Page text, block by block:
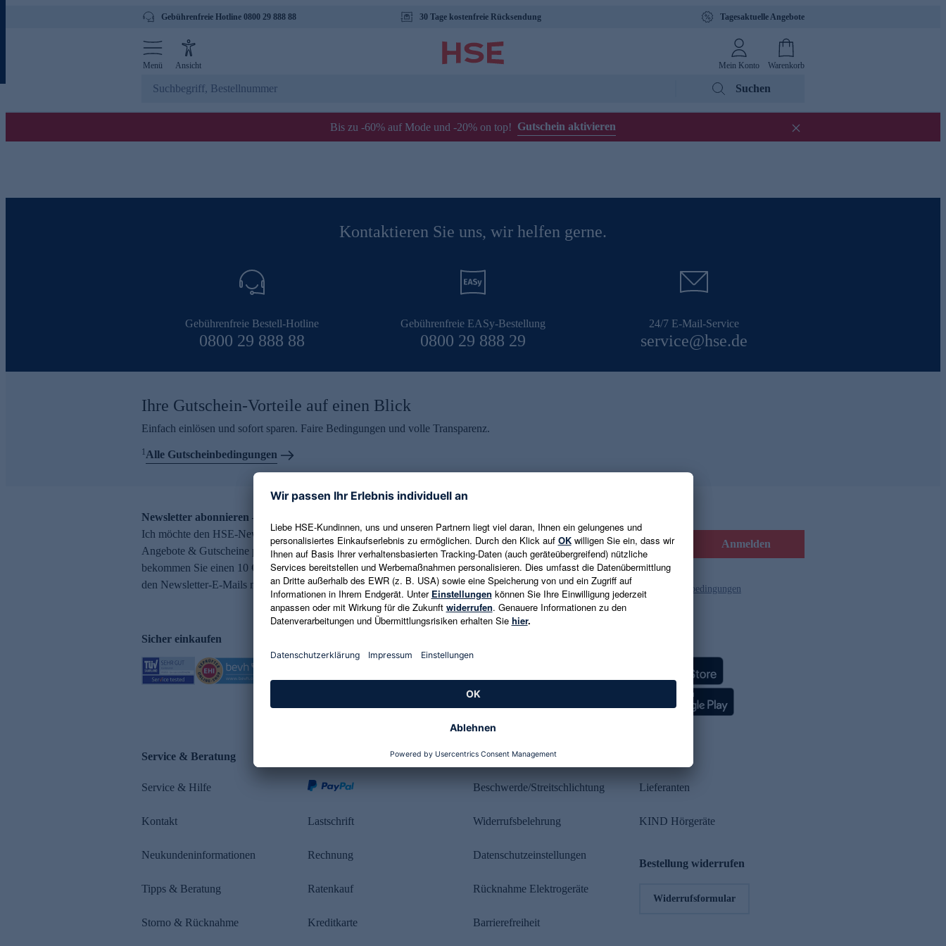
Gebührenfreie Hotline 0800 29 888 88 30 Tage kostenfreie Rücksendung Tagesaktuelle Angebote
Menü Ansicht Mein Konto Warenkorb
Suchen
Bis zu -60% auf Mode und -20% on top! Gutschein aktivieren
Kontaktieren Sie uns, wir helfen gerne.
Gebührenfreie Bestell-Hotline
0800 29 888 88
Gebührenfreie EASy-Bestellung
0800 29 888 29
24/7 E-Mail-Service
service@hse.de
Ihre Gutschein-Vorteile auf einen Blick
Einfach einlösen und sofort sparen. Faire Bedingungen und volle Transparenz.
1Alle Gutscheinbedingungen
Newsletter abonnieren – 10 € Gutschein erhalten
Ich möchte den HSE-Newsletter abonnieren und aktuelle Trends,
Angebote & Gutscheine per E-Mail erhalten. Als Dankeschön
bekommen Sie einen 10 € Gutschein. Eine Abmeldung ist jederzeit in
den Newsletter-E-Mails möglich.
E-Mail-Adresse eingeben Anmelden
Es gelten die Datenschutzrichtlinien und die Gutscheinbedingungen
Sicher einkaufen
Service & Beratung
Service & Hilfe
Kontakt
Neukundeninformationen
Tipps & Beratung
Storno & Rücknahme
Lastschrift
Rechnung
Ratenkauf
Kreditkarte
Rechtliches
Beschwerde/Streitschlichtung
Widerrufsbelehrung
Datenschutzeinstellungen
Rücknahme Elektrogeräte
Barrierefreiheit
Lieferanten
KIND Hörgeräte
Bestellung widerrufen
Widerrufsformular